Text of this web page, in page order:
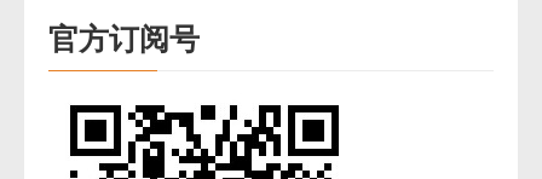
官方订阅号